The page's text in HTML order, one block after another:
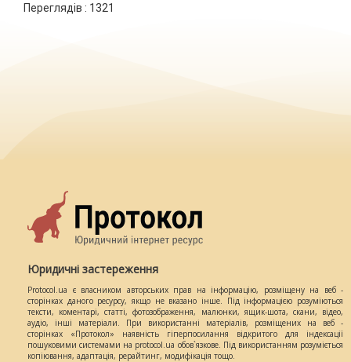
Переглядів : 1321
Юридичні застереження
Protocol.ua є власником авторських прав на інформацію, розміщену на веб -
сторінках даного ресурсу, якщо не вказано інше. Під інформацією розуміються
тексти, коментарі, статті, фотозображення, малюнки, ящик-шота, скани, відео,
аудіо, інші матеріали. При використанні матеріалів, розміщених на веб -
сторінках «Протокол» наявність гіперпосилання відкритого для індексації
пошуковими системами на protocol.ua обов`язкове. Під використанням розуміється
копіювання, адаптація, рерайтинг, модифікація тощо.